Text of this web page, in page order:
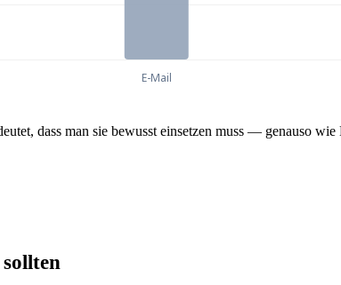
im Jahr 2025 (% der Vorfälle)
dass man sie bewusst einsetzen muss — genauso